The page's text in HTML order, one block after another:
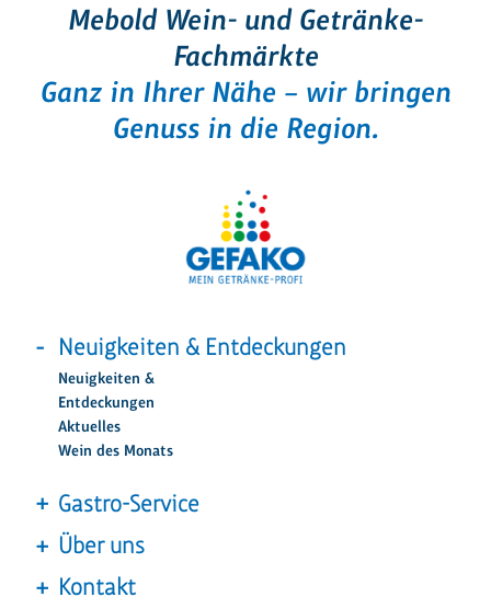
Mebold Wein- und Getränke-
Fachmärkte
Ganz in Ihrer Nähe – wir bringen
Genuss in die Region.
Neuigkeiten & Entdeckungen
Neuigkeiten &
Entdeckungen
Aktuelles
Wein des Monats
Gastro-Service
Über uns
Kontakt